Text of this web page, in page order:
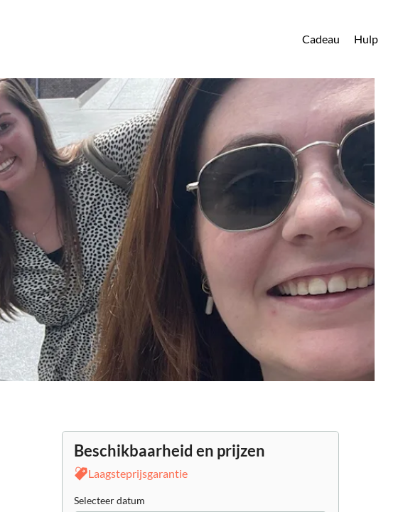
Cadeau Hulp
Beschikbaarheid en prijzen
Laagsteprijsgarantie
Selecteer datum